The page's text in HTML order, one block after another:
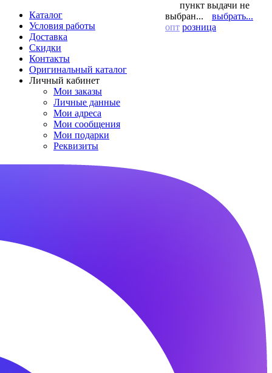
Каталог
Условия работы
Доставка
Скидки
Контакты
Оригинальный каталог
Личный кабинет
Мои заказы
Личные данные
Мои адреса
Мои сообщения
Мои подарки
Реквизиты
пункт выдачи не
выбран...
выбрать...
опт розница